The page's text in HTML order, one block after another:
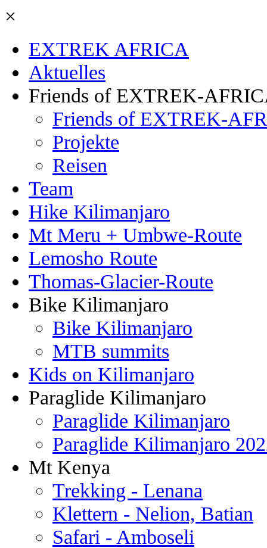
×
EXTREK AFRICA
Aktuelles
Friends of EXTREK-
Friends of EXTREK-
Projekte
Reisen
Team
Hike Kilimanjaro
Mt Meru + Umbwe-Route
Lemosho Route
Thomas-Glacier-Route
Bike Kilimanjaro
Bike Kilimanjaro
MTB summits
Kids on Kilimanjaro
Paraglide Kilimanjaro
Paraglide Kilimanjaro
Paraglide Kilimanjaro
Mt Kenya
Trekking - Lenana
Klettern - Nelion, Batian
Safari - Amboseli